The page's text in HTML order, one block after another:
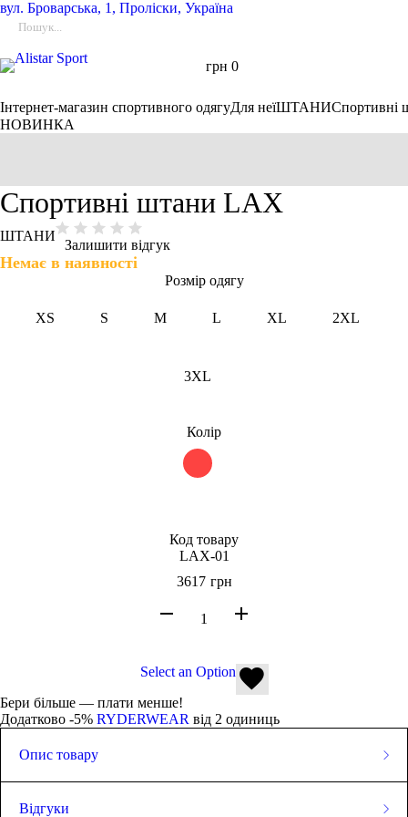
вул. Броварська, 1, Проліски, Україна
грн 0
Інтернет-магазин спортивного одягуДля неїШТАНИСпортивні
НОВИНКА
Спортивні штани LAX
ШТАНИ
Залишити відгук
Немає в наявності
Розмір одягу
XS S M L XL 2XL
3XL
Колір
Код товару
LAX-01
грн
3617
Select an Option
Бери більше — плати менше!
Додатково -5% RYDERWEAR від 2 одиниць
Опис товару
Модель 174 см у зрості носить розмір S (талія 65 см, стегна 94
Відгуки